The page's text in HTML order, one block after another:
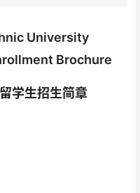
University
Brochure
学生招生简章